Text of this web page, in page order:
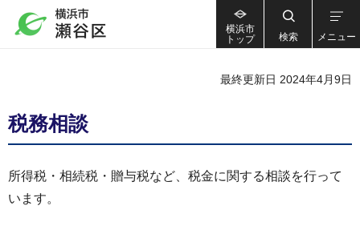
横浜市
トップ
検索 メニュー
最終更新日 2024年4月9日
税務相談
所得税・相続税・贈与税など、税金に関する相談を行って
います。